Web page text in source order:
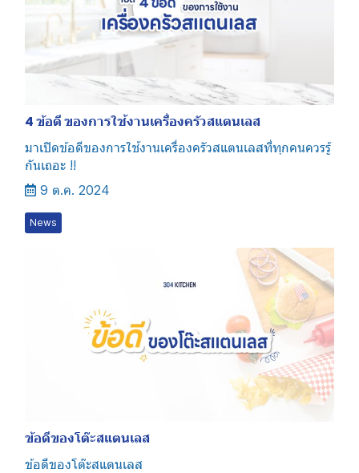
4 ข้อดี ของการใช้งานเครื่องครัวสแตนเลส
มาเปิดข้อดีของการใช้งานเครื่องครัวสแตนเลสที่ทุกคนควรรู้
กันเถอะ !!
9 ต.ค. 2024
News
ข้อดีของโต๊ะสแตนเลส
ข้อดีของโต๊ะสแตนเลส